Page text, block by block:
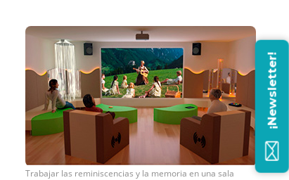
Trabajar las reminiscencias y la memoria en una sala
¡Newsletter!